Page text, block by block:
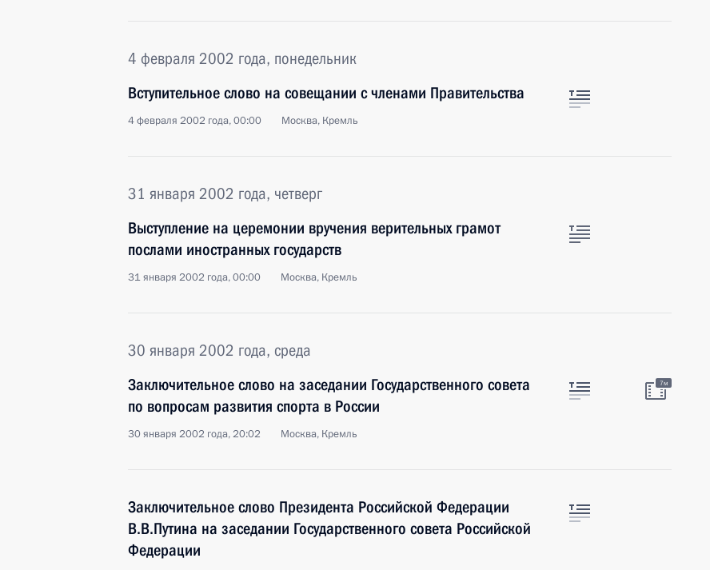
4 февраля 2002 года, понедельник
Вступительное слово на совещании с членами Правительства
4 февраля 2002 года, 00:00 Москва, Кремль
31 января 2002 года, четверг
Выступление на церемонии вручения верительных грамот
послами иностранных государств
31 января 2002 года, 00:00 Москва, Кремль
30 января 2002 года, среда
Заключительное слово на заседании Государственного совета
по вопросам развития спорта в России
30 января 2002 года, 20:02 Москва, Кремль
7м
Заключительное слово Президента Российской Федерации
В.В.Путина на заседании Государственного совета Российской
Федерации